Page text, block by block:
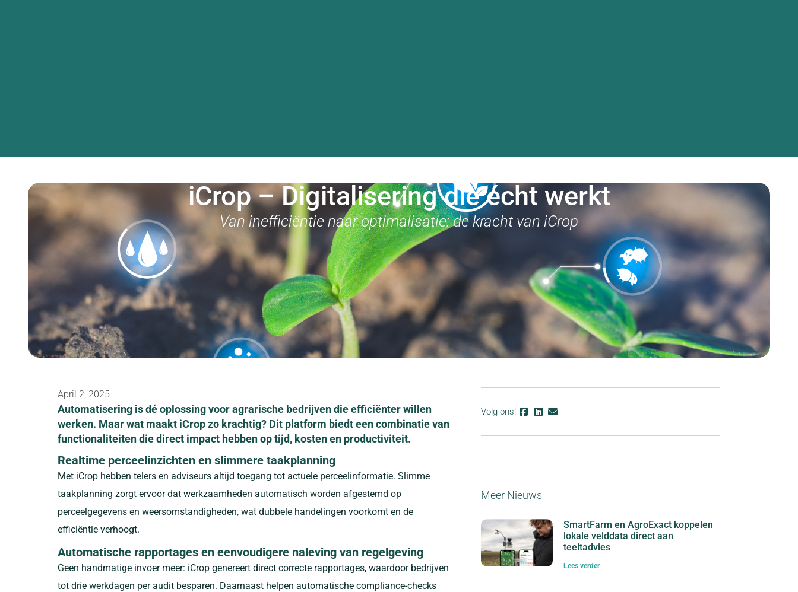
iCrop – Digitalisering die écht werkt
Van inefficiëntie naar optimalisatie: de kracht van iCrop
April 2, 2025
Automatisering is dé oplossing voor agrarische bedrijven die efficiënter willen
werken. Maar wat maakt iCrop zo krachtig? Dit platform biedt een combinatie van
functionaliteiten die direct impact hebben op tijd, kosten en productiviteit.
Realtime perceelinzichten en slimmere taakplanning
Met iCrop hebben telers en adviseurs altijd toegang tot actuele perceelinformatie. Slimme
taakplanning zorgt ervoor dat werkzaamheden automatisch worden afgestemd op
perceelgegevens en weersomstandigheden, wat dubbele handelingen voorkomt en de
efficiëntie verhoogt.
Automatische rapportages en eenvoudigere naleving van regelgeving
Geen handmatige invoer meer: iCrop genereert direct correcte rapportages, waardoor bedrijven
tot drie werkdagen per audit besparen. Daarnaast helpen automatische compliance-checks
Volg ons!
Meer Nieuws
SmartFarm en AgroExact koppelen
lokale velddata direct aan
teeltadvies
Lees verder